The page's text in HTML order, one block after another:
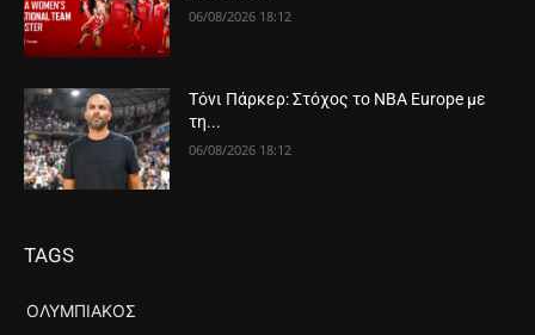
06/08/2026 18:12
Τόνι Πάρκερ: Στόχος το NBA Europe με
τη...
06/08/2026 18:12
TAGS
ΟΛΥΜΠΙΑΚΌΣ